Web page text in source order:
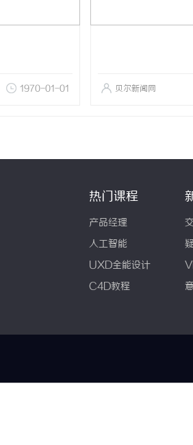
1970-01-01 贝尔新闻网
热门课程
产品经理
人工智能
UXD全能设计
C4D教程